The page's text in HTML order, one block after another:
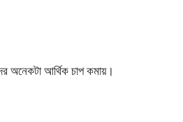
অনেকটা আর্থিক চাপ কমায়।